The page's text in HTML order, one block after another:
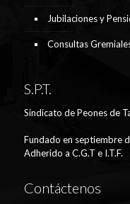
Jubilaciones y
Consultas
S.P.T.
Sindicato de Peones de
Fundado en septiembre
Adherido a C.G.T e I.T.F.
Contáctenos